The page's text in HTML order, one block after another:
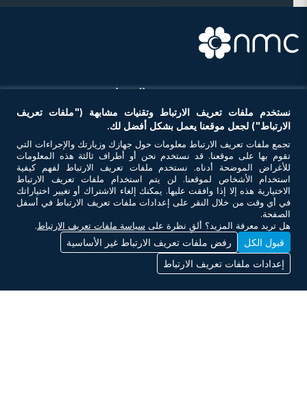
مركز أن أم سي الطبي (أوكسفورد)
مركز أن أم سي رويال الطبي، مدينة الرياض
عيادة
مركز إن إم سي موج للتدخل المبكر الطبي
عيادة
إن إم سي رويال ميديكال سنتر – ياس مول ابويظبي
من نحن
من نحن
لماذا تختار أن أم سي؟
الغاية والرؤية
أعضاء مجلس الإدارة
الإدارة العليا
الجوائز والتكريم
الاعتمادات
سلامة المرضى والجودة
اتصل بنا
الخدمات
المستشفيات والعيادات
محدد مواقع أن أم سي
الأطباء
تخصصاتنا
باقات الرعاية الصحية
دعم الإسعافات الأولية للفعاليات
الأسئلة الشائعة
نستخدم ملفات تعريف الارتباط وتقنيات مشابهة ("ملفات تعريف
الارتباط") لجعل موقعنا يعمل بشكل أفضل لك.
تجمع ملفات تعريف الارتباط معلومات حول جهازك وزيارتك والإجراءات التي
تقوم بها على موقعنا. قد نستخدم نحن أو أطراف ثالثة هذه المعلومات
للأغراض الموضحة أدناه. نستخدم ملفات تعريف الارتباط لفهم كيفية
استخدام الأشخاص لموقعنا. لن يتم استخدام ملفات تعريف الارتباط
الاختيارية هذه إلا إذا وافقت عليها. يمكنك إلغاء الاشتراك أو تغيير اختياراتك
في أي وقت من خلال النقر على إعدادات ملفات تعريف الارتباط في أسفل
الصفحة.
هل تريد معرفة المزيد؟ ألقِ نظرة على سياسة ملفات تعريف الارتباط.
قبول الكل
رفض ملفات تعريف الارتباط غير الأساسية
إعدادات ملفات تعريف الارتباط